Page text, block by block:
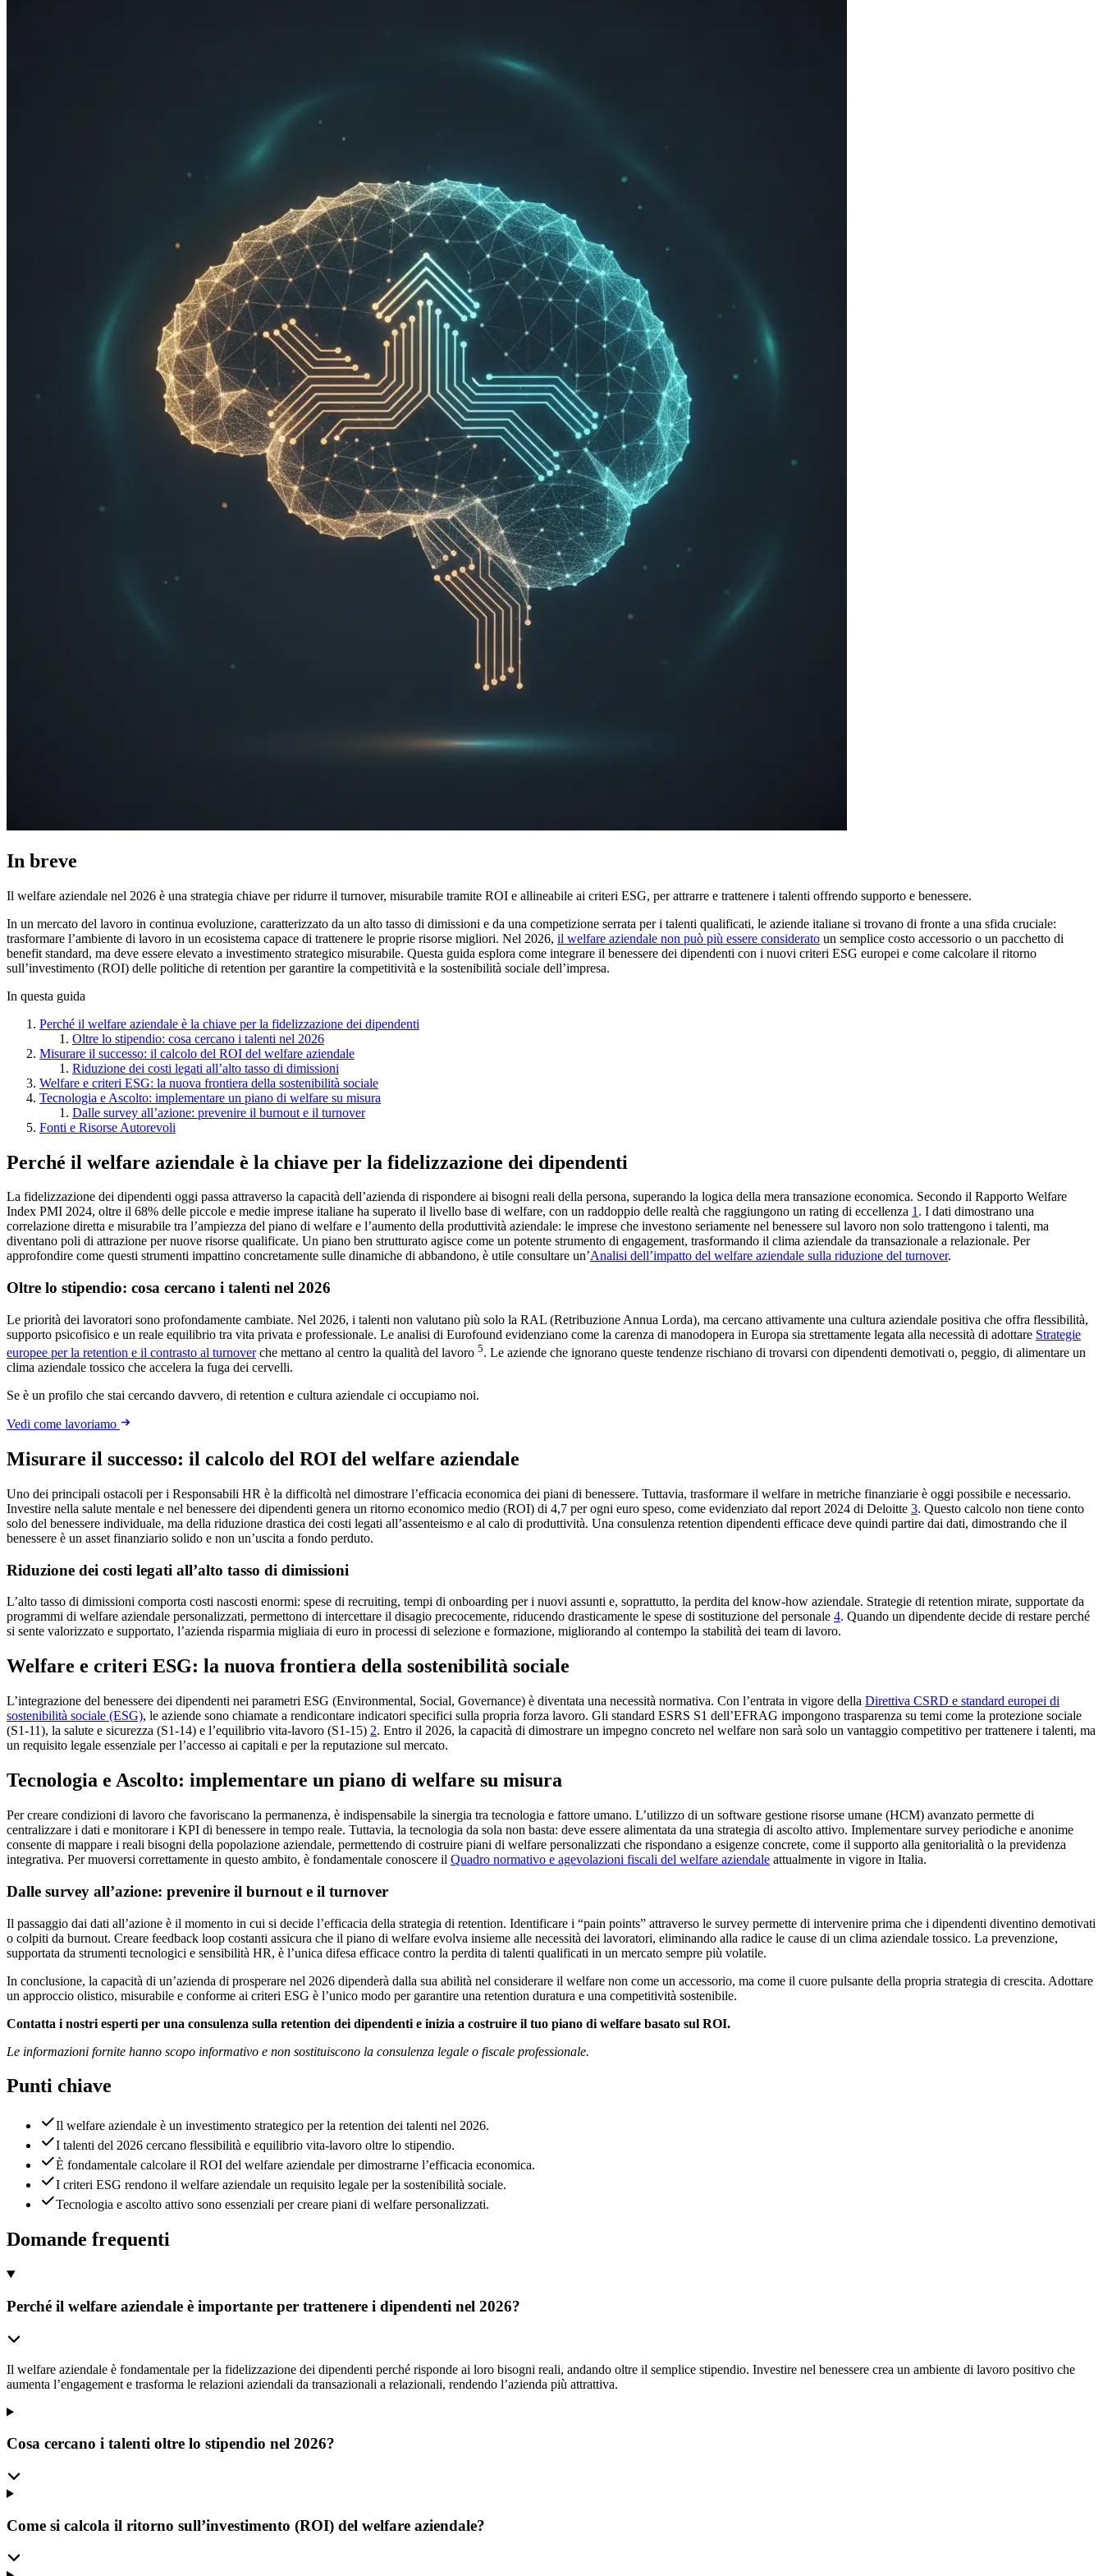
In breve
Il welfare aziendale nel 2026 è una strategia chiave per ridurre il turnover, misurabile tramite ROI e allineabile ai criteri ESG, per attrarre e trattenere i talenti offrendo supporto e benessere.
In un mercato del lavoro in continua evoluzione, caratterizzato da un alto tasso di dimissioni e da una competizione serrata per i talenti qualificati, le aziende italiane si trovano di fronte a una sfida cruciale:
trasformare l’ambiente di lavoro in un ecosistema capace di trattenere le proprie risorse migliori. Nel 2026, il welfare aziendale non può più essere considerato un semplice costo accessorio o un pacchetto di
benefit standard, ma deve essere elevato a investimento strategico misurabile. Questa guida esplora come integrare il benessere dei dipendenti con i nuovi criteri ESG europei e come calcolare il ritorno
sull’investimento (ROI) delle politiche di retention per garantire la competitività e la sostenibilità sociale dell’impresa.
In questa guida
Perché il welfare aziendale è la chiave per la fidelizzazione dei dipendenti
Oltre lo stipendio: cosa cercano i talenti nel 2026
Misurare il successo: il calcolo del ROI del welfare aziendale
Riduzione dei costi legati all’alto tasso di dimissioni
Welfare e criteri ESG: la nuova frontiera della sostenibilità sociale
Tecnologia e Ascolto: implementare un piano di welfare su misura
Dalle survey all’azione: prevenire il burnout e il turnover
Fonti e Risorse Autorevoli
Perché il welfare aziendale è la chiave per la fidelizzazione dei dipendenti
La fidelizzazione dei dipendenti oggi passa attraverso la capacità dell’azienda di rispondere ai bisogni reali della persona, superando la logica della mera transazione economica. Secondo il Rapporto Welfare
Index PMI 2024, oltre il 68% delle piccole e medie imprese italiane ha superato il livello base di welfare, con un raddoppio delle realtà che raggiungono un rating di eccellenza 1. I dati dimostrano una
correlazione diretta e misurabile tra l’ampiezza del piano di welfare e l’aumento della produttività aziendale: le imprese che investono seriamente nel benessere sul lavoro non solo trattengono i talenti, ma
diventano poli di attrazione per nuove risorse qualificate. Un piano ben strutturato agisce come un potente strumento di engagement, trasformando il clima aziendale da transazionale a relazionale. Per
approfondire come questi strumenti impattino concretamente sulle dinamiche di abbandono, è utile consultare un’Analisi dell’impatto del welfare aziendale sulla riduzione del turnover.
Oltre lo stipendio: cosa cercano i talenti nel 2026
Le priorità dei lavoratori sono profondamente cambiate. Nel 2026, i talenti non valutano più solo la RAL (Retribuzione Annua Lorda), ma cercano attivamente una cultura aziendale positiva che offra flessibilità,
supporto psicofisico e un reale equilibrio tra vita privata e professionale. Le analisi di Eurofound evidenziano come la carenza di manodopera in Europa sia strettamente legata alla necessità di adottare Strategie
europee per la retention e il contrasto al turnoverche mettano al centro la qualità del lavoro 5. Le aziende che ignorano queste tendenze rischiano di trovarsi con dipendenti demotivati o, peggio, di alimentare un
clima aziendale tossico che accelera la fuga dei cervelli.
Se è un profilo che stai cercando davvero, di retention e cultura aziendale ci occupiamo noi.
Vedi come lavoriamo
Misurare il successo: il calcolo del ROI del welfare aziendale
Uno dei principali ostacoli per i Responsabili HR è la difficoltà nel dimostrare l’efficacia economica dei piani di benessere. Tuttavia, trasformare il welfare in metriche finanziarie è oggi possibile e necessario.
Investire nella salute mentale e nel benessere dei dipendenti genera un ritorno economico medio (ROI) di 4,7 per ogni euro speso, come evidenziato dal report 2024 di Deloitte 3. Questo calcolo non tiene conto
solo del benessere individuale, ma della riduzione drastica dei costi legati all’assenteismo e al calo di produttività. Una consulenza retention dipendenti efficace deve quindi partire dai dati, dimostrando che il
benessere è un asset finanziario solido e non un’uscita a fondo perduto.
Riduzione dei costi legati all’alto tasso di dimissioni
L’alto tasso di dimissioni comporta costi nascosti enormi: spese di recruiting, tempi di onboarding per i nuovi assunti e, soprattutto, la perdita del know-how aziendale. Strategie di retention mirate, supportate da
programmi di welfare aziendale personalizzati, permettono di intercettare il disagio precocemente, riducendo drasticamente le spese di sostituzione del personale 4. Quando un dipendente decide di restare perché
si sente valorizzato e supportato, l’azienda risparmia migliaia di euro in processi di selezione e formazione, migliorando al contempo la stabilità dei team di lavoro.
Welfare e criteri ESG: la nuova frontiera della sostenibilità sociale
L’integrazione del benessere dei dipendenti nei parametri ESG (Environmental, Social, Governance) è diventata una necessità normativa. Con l’entrata in vigore della Direttiva CSRD e standard europei di
sostenibilità sociale (ESG), le aziende sono chiamate a rendicontare indicatori specifici sulla propria forza lavoro. Gli standard ESRS S1 dell’EFRAG impongono trasparenza su temi come la protezione sociale
(S1-11), la salute e sicurezza (S1-14) e l’equilibrio vita-lavoro (S1-15) 2. Entro il 2026, la capacità di dimostrare un impegno concreto nel welfare non sarà solo un vantaggio competitivo per trattenere i talenti, ma
un requisito legale essenziale per l’accesso ai capitali e per la reputazione sul mercato.
Tecnologia e Ascolto: implementare un piano di welfare su misura
Per creare condizioni di lavoro che favoriscano la permanenza, è indispensabile la sinergia tra tecnologia e fattore umano. L’utilizzo di un software gestione risorse umane (HCM) avanzato permette di
centralizzare i dati e monitorare i KPI di benessere in tempo reale. Tuttavia, la tecnologia da sola non basta: deve essere alimentata da una strategia di ascolto attivo. Implementare survey periodiche e anonime
consente di mappare i reali bisogni della popolazione aziendale, permettendo di costruire piani di welfare personalizzati che rispondano a esigenze concrete, come il supporto alla genitorialità o la previdenza
integrativa. Per muoversi correttamente in questo ambito, è fondamentale conoscere il Quadro normativo e agevolazioni fiscali del welfare aziendale attualmente in vigore in Italia.
Dalle survey all’azione: prevenire il burnout e il turnover
Il passaggio dai dati all’azione è il momento in cui si decide l’efficacia della strategia di retention. Identificare i “pain points” attraverso le survey permette di intervenire prima che i dipendenti diventino demotivati
o colpiti da burnout. Creare feedback loop costanti assicura che il piano di welfare evolva insieme alle necessità dei lavoratori, eliminando alla radice le cause di un clima aziendale tossico. La prevenzione,
supportata da strumenti tecnologici e sensibilità HR, è l’unica difesa efficace contro la perdita di talenti qualificati in un mercato sempre più volatile.
In conclusione, la capacità di un’azienda di prosperare nel 2026 dipenderà dalla sua abilità nel considerare il welfare non come un accessorio, ma come il cuore pulsante della propria strategia di crescita. Adottare
un approccio olistico, misurabile e conforme ai criteri ESG è l’unico modo per garantire una retention duratura e una competitività sostenibile.
Contatta i nostri esperti per una consulenza sulla retention dei dipendenti e inizia a costruire il tuo piano di welfare basato sul ROI.
Le informazioni fornite hanno scopo informativo e non sostituiscono la consulenza legale o fiscale professionale.
Punti chiave
Il welfare aziendale è un investimento strategico per la retention dei talenti nel 2026.
I talenti del 2026 cercano flessibilità e equilibrio vita-lavoro oltre lo stipendio.
È fondamentale calcolare il ROI del welfare aziendale per dimostrarne l’efficacia economica.
I criteri ESG rendono il welfare aziendale un requisito legale per la sostenibilità sociale.
Tecnologia e ascolto attivo sono essenziali per creare piani di welfare personalizzati.
Domande frequenti
Perché il welfare aziendale è importante per trattenere i dipendenti nel 2026?
Il welfare aziendale è fondamentale per la fidelizzazione dei dipendenti perché risponde ai loro bisogni reali, andando oltre il semplice stipendio. Investire nel benessere crea un ambiente di lavoro positivo che
aumenta l’engagement e trasforma le relazioni aziendali da transazionali a relazionali, rendendo l’azienda più attrattiva.
Cosa cercano i talenti oltre lo stipendio nel 2026?
Come si calcola il ritorno sull’investimento (ROI) del welfare aziendale?